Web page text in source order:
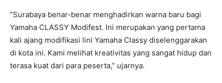
“Surabaya benar-benar menghadirkan warna baru bagi
Yamaha CLASSY Modifest. Ini merupakan yang pertama
kali ajang modifikasi lini Yamaha Classy diselenggarakan
di kota ini. Kami melihat kreativitas yang sangat hidup dan
terasa kuat dari para peserta,” ujarnya.